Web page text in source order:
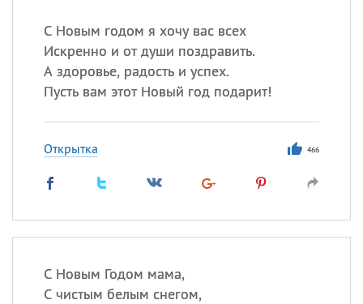
С Новым годом я хочу вас всех
Искренно и от души поздравить.
А здоровье, радость и успех.
Пусть вам этот Новый год подарит!
Открытка 466
С Новым Годом мама,
С чистым белым снегом,